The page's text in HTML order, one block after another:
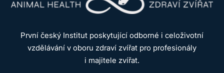
První český Institut poskytující odborné i celoživotní
vzdělávání v oboru zdraví zvířat pro profesionály
i majitele zvířat.